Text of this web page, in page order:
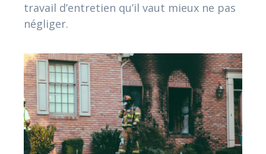
travail d’entretien qu’il vaut mieux ne pas
négliger.